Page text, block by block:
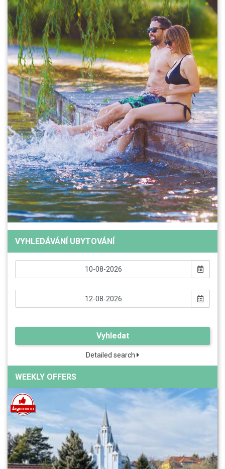
VYHLEDÁVÁNÍ UBYTOVÁNÍ
Vyhledat
Detailed search
WEEKLY OFFERS